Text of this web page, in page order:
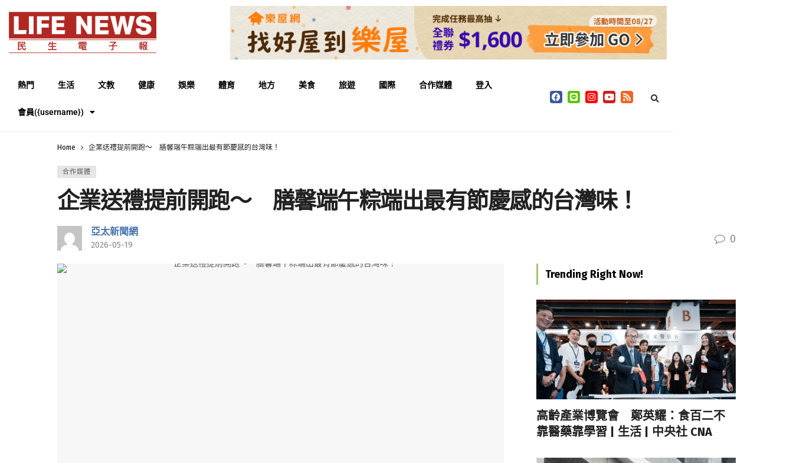
熱門 生活 文教 健康 娛樂 體育 地方 美食 旅遊 國際 合作媒體 登入
會員({username})
Home 企業送禮提前開跑～ 膳馨端午粽端出最有節慶感的台灣味！
合作媒體
企業送禮提前開跑～ 膳馨端午粽端出最有節慶感的台灣味！
亞太新聞網
2026-05-19 0
Trending Right Now!
高齡產業博覽會 鄭英耀：食百二不
靠醫藥靠學習 | 生活 | 中央社 CNA